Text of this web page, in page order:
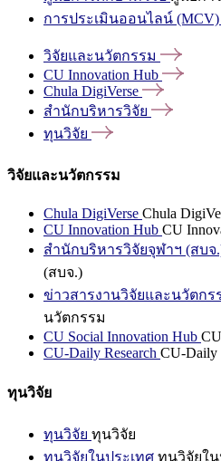
การประเมินออนไลน์ (MCV)
วิจัยและนวัตกรรม
CU Innovation Hub
Chula DigiVerse
สำนักบริหารวิจัย
ทุนวิจัย
วิจัยและนวัตกรรม
Chula DigiVerse Chula
CU Innovation Hub CU
สำนักบริหารวิจัยจุฬาฯ (สบจ
(สบจ.)
ข่าวสารงานวิจัยและนวัตกร
นวัตกรรม
CU Social Innovation Hub
CU-Daily Research CU-Daily
ทุนวิจัย
ทุนวิจัย ทุนวิจัย
ทุนวิจัยในประเทศ ทุนวิจัยใน